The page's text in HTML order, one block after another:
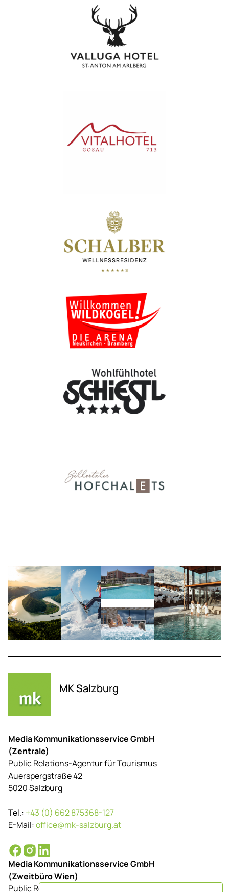
MK Salzburg
Media Kommunikationsservice GmbH
(Zentrale)
Public Relations-Agentur für Tourismus
Auerspergstraße 42
5020 Salzburg
Tel.: +43 (0) 662 875368-127
E-Mail:office@mk-salzburg.at
Media Kommunikationsservice GmbH
(Zweitbüro Wien)
Public Relations-Agentur für Tourismus